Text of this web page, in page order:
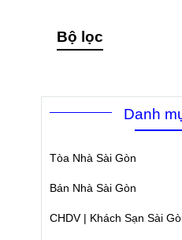
Bộ lọc
Danh
Tòa Nhà Sài Gòn
Bán Nhà Sài Gòn
CHDV | Khách Sạn Sài